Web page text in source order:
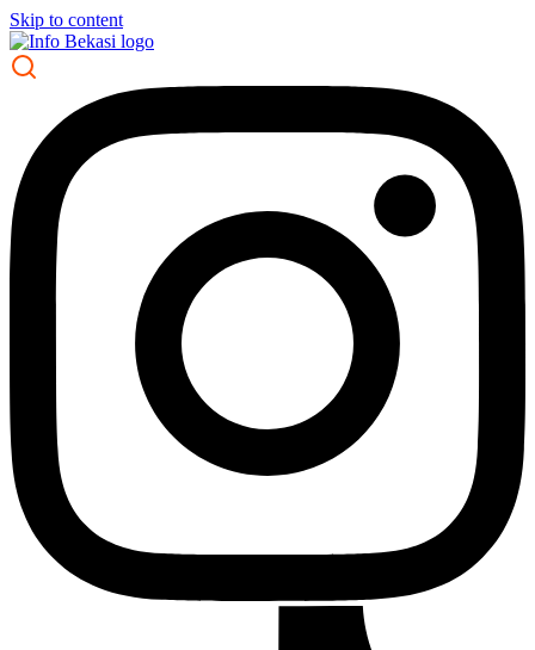
Skip to content